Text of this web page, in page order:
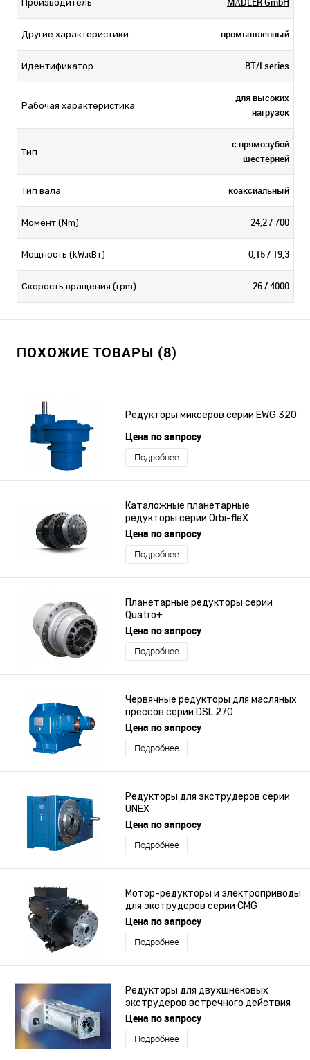
Производитель
Другие характеристики промышленный
Идентификатор BT/I series
Рабочая характеристика
для высоких
нагрузок
Тип
с прямозубой
шестерней
Тип вала коаксиальный
Момент (Nm) 24,2 / 700
Мощность (kW,кВт) 0,15 / 19,3
Скорость вращения (rpm) 26 / 4000
ПОХОЖИЕ ТОВАРЫ (8)
Редукторы миксеров серии EWG 320
Цена по запросу
Подробнее
Каталожные планетарные
редукторы серии Orbi-fleX
Цена по запросу
Подробнее
Планетарные редукторы серии
Quatro+
Цена по запросу
Подробнее
Червячные редукторы для масляных
прессов серии DSL 270
Цена по запросу
Подробнее
Редукторы для экструдеров серии
UNEX
Цена по запросу
Подробнее
Мотор-редукторы и электроприводы
для экструдеров серии CMG
Цена по запросу
Подробнее
Редукторы для двухшнековых
экструдеров встречного действия
серии DURUMAX TPM
Цена по запросу
Подробнее